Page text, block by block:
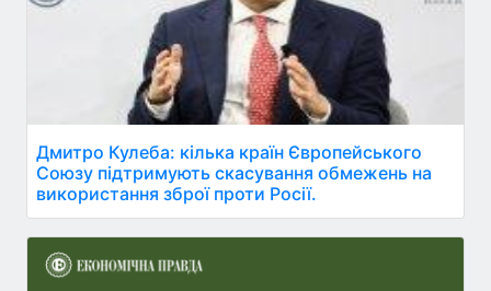
Дмитро Кулеба: кілька країн Європейського
Союзу підтримують скасування обмежень на
використання зброї проти Росії.